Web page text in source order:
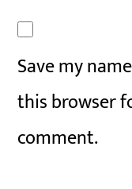
Save my
this browser
comment.